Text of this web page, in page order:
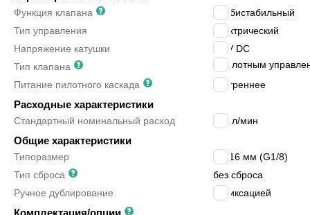
Функция клапана
5/2 бистабильный
Тип управления
электрический
Напряжение катушки
24 V DC
Тип клапана
с пилотным
Питание пилотного каскада
внутреннее
Расходные характеристики
Стандартный номинальный расход л/мин
Общие характеристики
Типоразмер
EN 16 мм (G1/8)
Тип сброса
без сброса
Ручное дублирование
с фиксацией
Комплектация/опции